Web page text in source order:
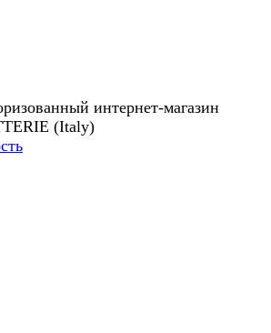
интернет-магазин
(Italy)